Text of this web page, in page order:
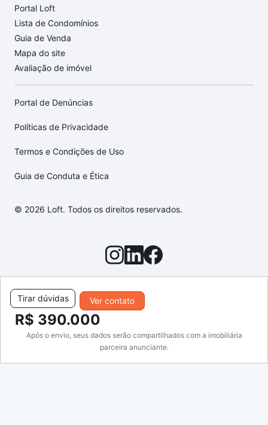
Ver contato
Tirar dúvidas
R$ 390.000
Após o envio, seus dados serão compartilhados com a imobiliária
parceira anunciante.
Portal Loft
Lista de Condomínios
Guia de Venda
Mapa do site
Avaliação de imóvel
Portal de Denúncias
Políticas de Privacidade
Termos e Condições de Uso
Guia de Conduta e Ética
© 2026 Loft. Todos os direitos reservados.